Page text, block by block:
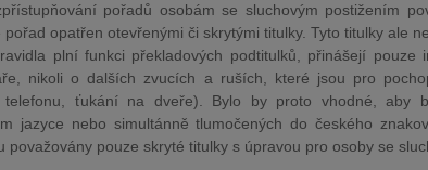
pořadů osobám se sluchovým postižením
pořad opatřen otevřenými či skrytými titulky. Tyto titulky ale
plní funkci překladových podtitulků, přinášejí pouze
nikoli o dalších zvucích a ruších, které jsou pro
telefonu, ťukání na dveře). Bylo by proto vhodné, aby
jazyce nebo simultánně tlumočených do českého
považovány pouze skryté titulky s úpravou pro osoby se